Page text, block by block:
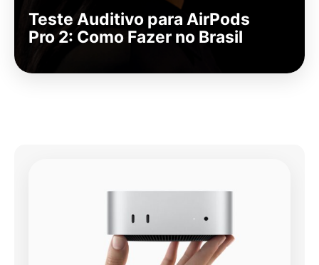
Teste Auditivo para AirPods
Pro 2: Como Fazer no Brasil